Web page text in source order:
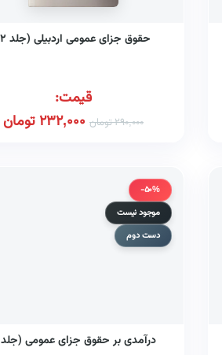
حقوق جزای عمومی اردبیلی (جلد ۲)
قیمت:
290,000تومان 232,000تومان
-50%
موجود نیست
دست دوم
درآمدی بر حقوق جزای عمومی (جلد ۱)